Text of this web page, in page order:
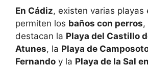
En Cádiz, existen varias playas
permiten los baños con perros,
destacan la Playa del Castillo
Atunes, la Playa de
Fernando y la Playa de la Sal